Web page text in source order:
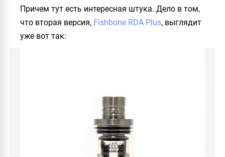
Причем тут есть интересная штука. Дело в том,
что вторая версия, Fishbone RDA Plus, выглядит
уже вот так: